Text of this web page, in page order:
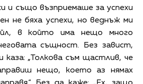
и също възприемаше за успехи
не бяха успехи, но веднъж ми
в който има нещо много
същност. Без завист,
каза: „Толкова съм щастлив, че
нещо, което аз нямах